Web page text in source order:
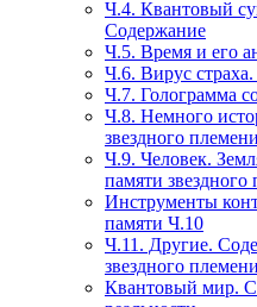
Ч.4. Квантовый
Содержание
Ч.5. Время и его
Ч.6. Вирус
Ч.7. Голограмма
Ч.8. Немного
звездного племени
Ч.9. Человек.
памяти звездного
Инструменты
памяти Ч.10
Ч.11. Другие.
звездного племени
Квантовый мир.